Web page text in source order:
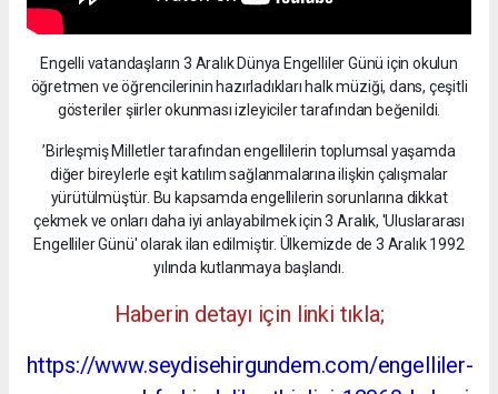
Engelli vatandaşların 3 Aralık Dünya Engelliler Günü için okulun
öğretmen ve öğrencilerinin hazırladıkları halk müziği, dans, çeşitli
gösteriler şiirler okunması izleyiciler tarafından beğenildi.
’Birleşmiş Milletler tarafından engellilerin toplumsal yaşamda
diğer bireylerle eşit katılım sağlanmalarına ilişkin çalışmalar
yürütülmüştür. Bu kapsamda engellilerin sorunlarına dikkat
çekmek ve onları daha iyi anlayabilmek için 3 Aralık, 'Uluslararası
Engelliler Günü' olarak ilan edilmiştir. Ülkemizde de 3 Aralık 1992
yılında kutlanmaya başlandı.
Haberin detayı için linki tıkla;
https://www.seydisehirgundem.com/engelliler-